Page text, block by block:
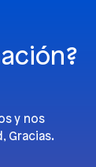
y nos
Gracias.